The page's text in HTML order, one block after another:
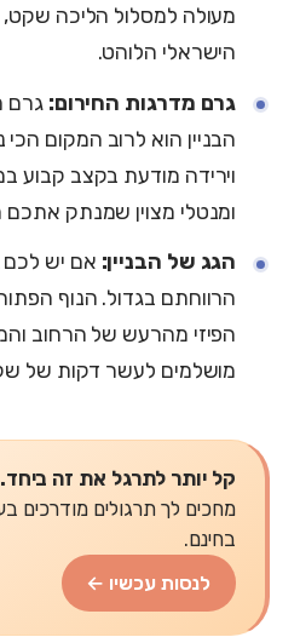
מעולה למסלול הליכה שקט,
הישראלי הלוהט.
גרם מדרגות החירום: גרם
הבניין הוא לרוב המקום הכי
וירידה מודעת בקצב קבוע
ומנטלי מצוין שמנתק
הגג של הבניין: אם יש לכם
הרווחתם בגדול. הנוף
הפיזי מהרעש של הרחוב
מושלמים לעשר דקות של
קל יותר לתרגל את זה ביחד.
בחינם.
לנסות עכשיו ←